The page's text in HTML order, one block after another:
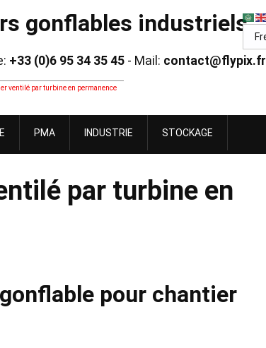
gonflables industriels
+33 (0)6 95 34 35 45 - Mail: contact@flypix.fr
ventilé par turbine en permanence
PMA INDUSTRIE STOCKAGE
par turbine en
pour chantier